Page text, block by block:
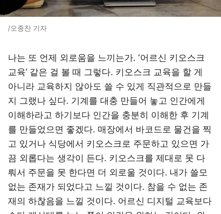
/오종찬 기자
나는 또 언제 외로움을 느끼는가. ‘어르신 키오스크
교육’ 같은 걸 볼 때 그렇다. 키오스크 교육을 할 게
아니라 교육하지 않아도 쓸 수 있게 직관적으로 만들
지 그랬나 싶다. 기계를 대충 만들어 놓고 인간에게
이해하라고 하기보다 인간을 충분히 이해한 후 기계
를 만들었으면 좋겠다. 매장에서 바코드로 물건을 찍
고 있거나 식당에서 키오스크로 주문하고 있으면 가
끔 외롭다는 생각이 든다. 키오스크를 제대로 못 다
뤄서 주문을 못 한다면 더 외로울 것이다. 내가 쓸모
없는 존재가 되었다고 느낄 것이다. 참을 수 없는 존
재의 하찮음을 느낄 것이다. 어르신 디지털 교육보다